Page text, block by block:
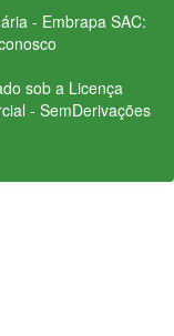
- Embrapa SAC:
sob a Licença
- SemDerivações